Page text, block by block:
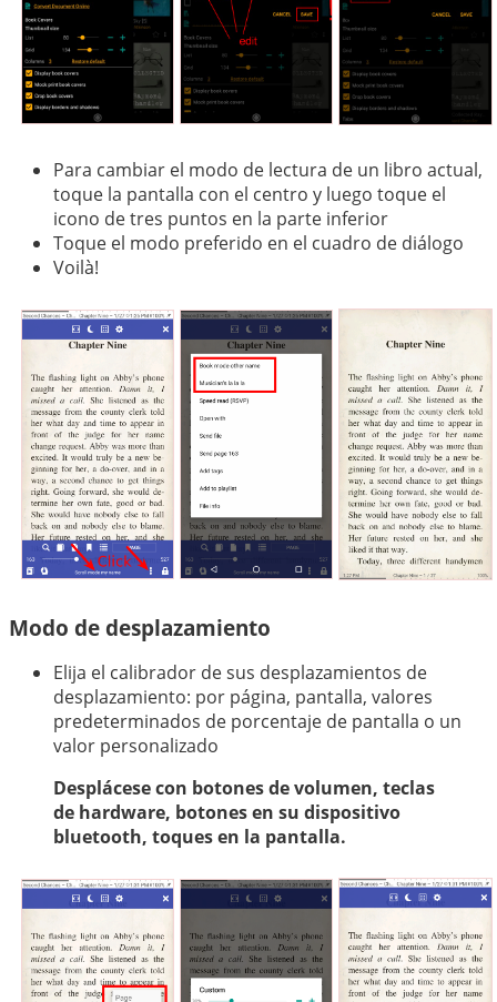
Para cambiar el modo de lectura de un libro actual,
toque la pantalla con el centro y luego toque el
icono de tres puntos en la parte inferior
Toque el modo preferido en el cuadro de diálogo
Voilà!
Modo de desplazamiento
Elija el calibrador de sus desplazamientos de
desplazamiento: por página, pantalla, valores
predeterminados de porcentaje de pantalla o un
valor personalizado
Desplácese con botones de volumen, teclas
de hardware, botones en su dispositivo
bluetooth, toques en la pantalla.